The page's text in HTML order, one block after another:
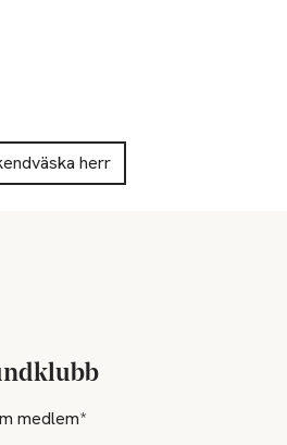
herr
medlem*